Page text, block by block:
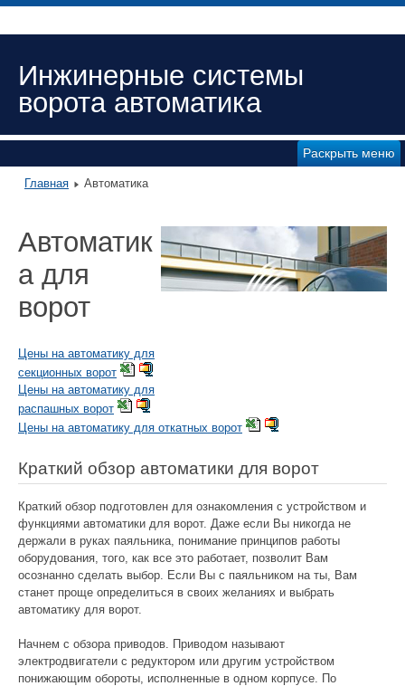
Инжинерные системы
ворота автоматика
Раскрыть меню
Главная Автоматика
Автоматик
а для
ворот
Цены на автоматику для
секционных ворот
Цены на автоматику для
распашных ворот
Цены на автоматику для откатных ворот
Краткий обзор автоматики для ворот
Краткий обзор подготовлен для ознакомления с устройством и
функциями автоматики для ворот. Даже если Вы никогда не
держали в руках паяльника, понимание принципов работы
оборудования, того, как все это работает, позволит Вам
осознанно сделать выбор. Если Вы с паяльником на ты, Вам
станет проще определиться в своих желаниях и выбрать
автоматику для ворот.
Начнем с обзора приводов. Приводом называют
электродвигатели с редуктором или другим устройством
понижающим обороты, исполненные в одном корпусе. По